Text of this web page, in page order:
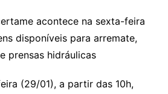
acontece na sexta-feira
disponíveis para arremate,
prensas hidráulicas
(29/01), a partir das 10h,